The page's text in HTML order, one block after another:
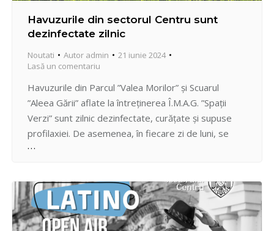
Havuzurile din sectorul Centru sunt
dezinfectate zilnic
Noutati Autor admin
21 iunie 2024
Lasă un comentariu
Havuzurile din Parcul ”Valea Morilor” și Scuarul
”Aleea Gării” aflate la întreținerea Î.M.A.G. ”Spații
Verzi” sunt zilnic dezinfectate, curățate și supuse
profilaxiei. De asemenea, în fiecare zi de luni, se
adaugă substanțe chimice necesare menținerii unei
havuzuri vine din sistemul centralizat de alimentare
cu apă…